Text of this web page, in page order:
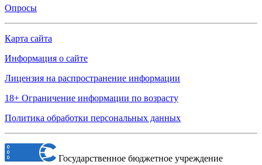
Опросы
Карта сайта
Информация о сайте
Лицензия на распространение информации
18+ Ограничение информации по возрасту
Политика обработки персональных данных
Государственное бюджетное учреждение